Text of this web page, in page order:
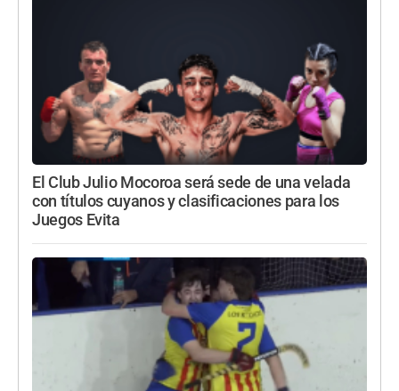
El Club Julio Mocoroa será sede de una velada
con títulos cuyanos y clasificaciones para los
Juegos Evita